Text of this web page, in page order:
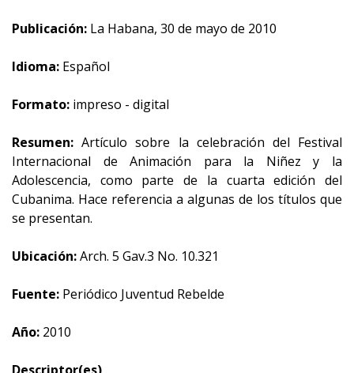
Publicación: La Habana, 30 de mayo de 2010
Idioma: Español
Formato: impreso - digital
Resumen: Artículo sobre la celebración del Festival
Internacional de Animación para la Niñez y la
Adolescencia, como parte de la cuarta edición del
Cubanima. Hace referencia a algunas de los títulos que
se presentan.
Ubicación:Arch. 5 Gav.3 No. 10.321
Fuente: Periódico Juventud Rebelde
Año: 2010